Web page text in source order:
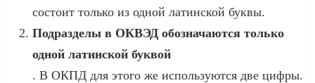
состоит только из одной латинской буквы.
Подразделы в ОКВЭД обозначаются только
одной латинской буквой
. В ОКПД для этого же используются две цифры.